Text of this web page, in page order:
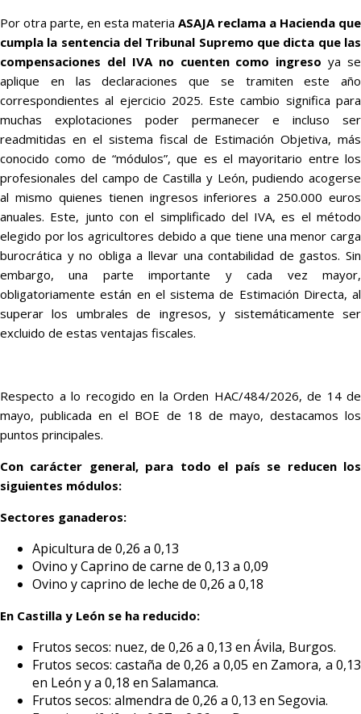
Por otra parte, en esta materia ASAJA reclama a Hacienda que
cumpla la sentencia del Tribunal Supremo que dicta que las
compensaciones del IVA no cuenten como ingreso ya se
aplique en las declaraciones que se tramiten este año
correspondientes al ejercicio 2025. Este cambio significa para
muchas explotaciones poder permanecer e incluso ser
readmitidas en el sistema fiscal de Estimación Objetiva, más
conocido como de “módulos”, que es el mayoritario entre los
profesionales del campo de Castilla y León, pudiendo acogerse
al mismo quienes tienen ingresos inferiores a 250.000 euros
anuales. Este, junto con el simplificado del IVA, es el método
elegido por los agricultores debido a que tiene una menor carga
burocrática y no obliga a llevar una contabilidad de gastos. Sin
embargo, una parte importante y cada vez mayor,
obligatoriamente están en el sistema de Estimación Directa, al
superar los umbrales de ingresos, y sistemáticamente ser
excluido de estas ventajas fiscales.
Respecto a lo recogido en la Orden HAC/484/2026, de 14 de
mayo, publicada en el BOE de 18 de mayo, destacamos los
puntos principales.
Con carácter general, para todo el país se reducen los
siguientes módulos:
Sectores ganaderos:
Apicultura de 0,26 a 0,13
Ovino y Caprino de carne de 0,13 a 0,09
Ovino y caprino de leche de 0,26 a 0,18
En Castilla y León se ha reducido:
Frutos secos: nuez, de 0,26 a 0,13 en Ávila, Burgos.
Frutos secos: castaña de 0,26 a 0,05 en Zamora, a 0,13
en León y a 0,18 en Salamanca.
Frutos secos: almendra de 0,26 a 0,13 en Segovia.